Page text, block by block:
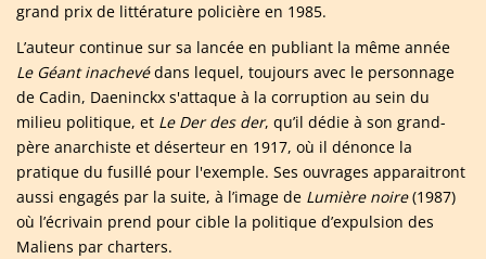
grand prix de littérature policière en 1985.
L’auteur continue sur sa lancée en publiant la même année
Le Géant inachevédans lequel, toujours avec le personnage
de Cadin, Daeninckx s'attaque à la corruption au sein du
milieu politique, et Le Der des der, qu’il dédie à son grand-
père anarchiste et déserteur en 1917, où il dénonce la
pratique du fusillé pour l'exemple. Ses ouvrages apparaitront
aussi engagés par la suite, à l’image de Lumière noire(1987)
où l’écrivain prend pour cible la politique d’expulsion des
Maliens par charters.